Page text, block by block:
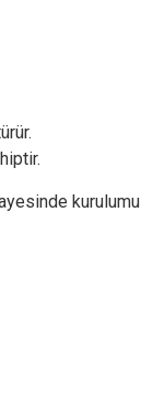
kurulumu